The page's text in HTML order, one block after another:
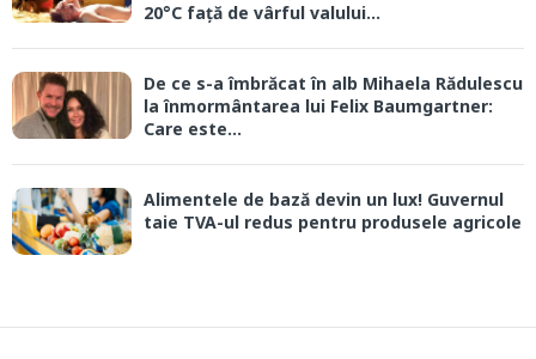
20°C față de vârful valului...
De ce s-a îmbrăcat în alb Mihaela Rădulescu
la înmormântarea lui Felix Baumgartner:
Care este...
Alimentele de bază devin un lux! Guvernul
taie TVA-ul redus pentru produsele agricole